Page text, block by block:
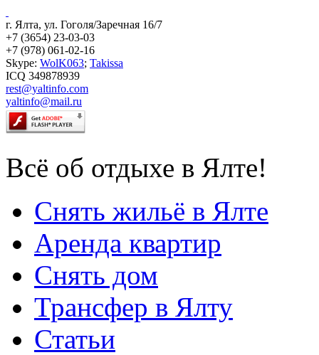
г. Ялта, ул. Гоголя/Заречная 16/7
+7 (3654) 23-03-03
+7 (978) 061-02-16
Skype: WolK063; Takissa
ICQ 349878939
rest@yaltinfo.com
yaltinfo@mail.ru
Всё об отдыхе в Ялте!
Снять жильё в Ялте
Аренда квартир
Снять дом
Трансфер в Ялту
Статьи